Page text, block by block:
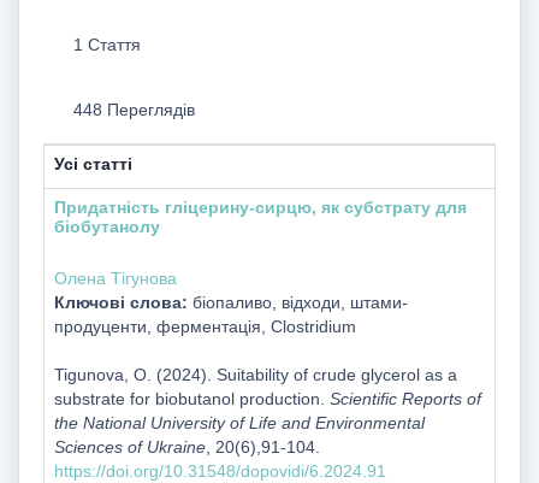
1 Стаття
448 Переглядів
Усі статті
Придатність гліцерину-сирцю, як субстрату для
біобутанолу
Олена Тігунова
Ключові слова: біопаливо, відходи, штами-
продуценти, ферментація, Clostridium
Tigunova, O. (2024). Suitability of crude glycerol as a
substrate for biobutanol production. Scientific Reports of
the National University of Life and Environmental
Sciences of Ukraine, 20(6),91-104.
https://doi.org/10.31548/dopovidi/6.2024.91